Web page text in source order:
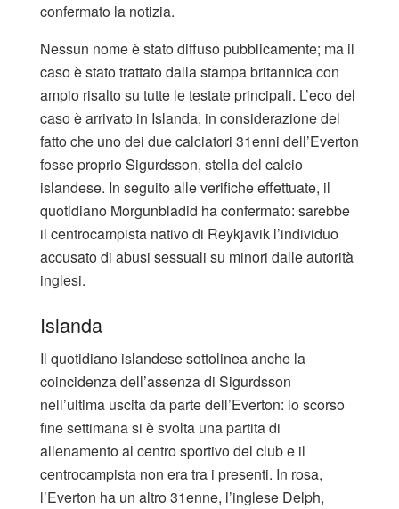
confermato la notizia.
Nessun nome è stato diffuso pubblicamente; ma il
caso è stato trattato dalla stampa britannica con
ampio risalto su tutte le testate principali. L’eco del
caso è arrivato in Islanda, in considerazione del
fatto che uno dei due calciatori 31enni dell’Everton
fosse proprio Sigurdsson, stella del calcio
islandese. In seguito alle verifiche effettuate, il
quotidiano Morgunbladid ha confermato: sarebbe
il centrocampista nativo di Reykjavik l’individuo
accusato di abusi sessuali su minori dalle autorità
inglesi.
Islanda
Il quotidiano islandese sottolinea anche la
coincidenza dell’assenza di Sigurdsson
nell’ultima uscita da parte dell’Everton: lo scorso
fine settimana si è svolta una partita di
allenamento al centro sportivo del club e il
centrocampista non era tra i presenti. In rosa,
l’Everton ha un altro 31enne, l’inglese Delph,